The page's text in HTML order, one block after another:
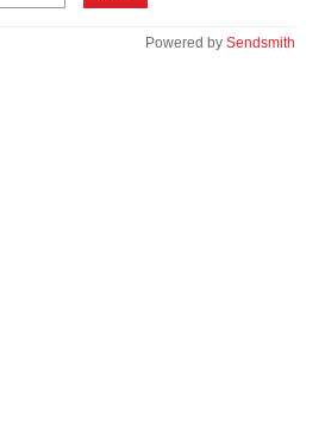
Powered by Sendsmith